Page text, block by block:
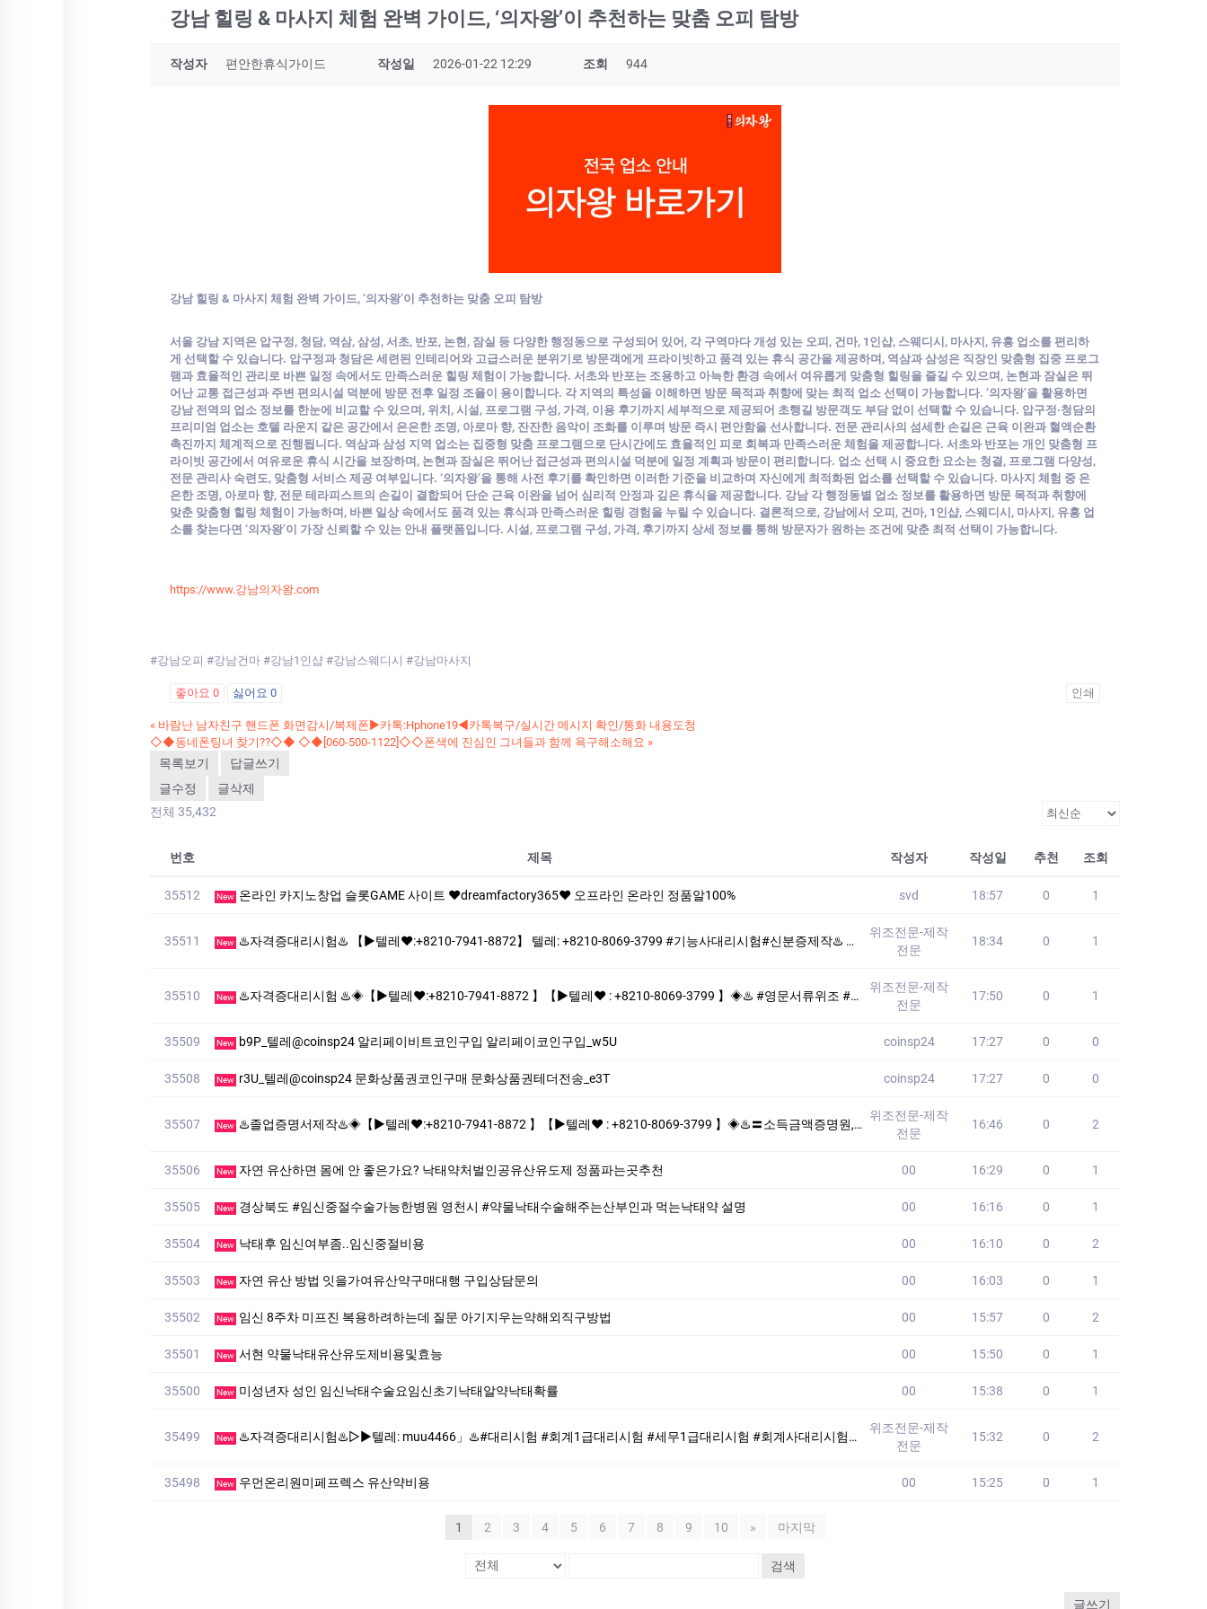
강남 힐링 & 마사지 체험 완벽 가이드, ‘의자왕’이 추천하는 맞춤 오피 탐방
작성자 편안한휴식가이드 작성일 2026-01-22 12:29 조회 944
강남 힐링 & 마사지 체험 완벽 가이드, ‘의자왕’이 추천하는 맞춤 오피 탐방
서울 강남 지역은 압구정, 청담, 역삼, 삼성, 서초, 반포, 논현, 잠실 등 다양한 행정동으로 구성되어 있어, 각 구역마다 개성 있는 오피, 건마, 1인샵, 스웨디시, 마사지, 유흥 업소를 편리하
게 선택할 수 있습니다. 압구정과 청담은 세련된 인테리어와 고급스러운 분위기로 방문객에게 프라이빗하고 품격 있는 휴식 공간을 제공하며, 역삼과 삼성은 직장인 맞춤형 집중 프로그
램과 효율적인 관리로 바쁜 일정 속에서도 만족스러운 힐링 체험이 가능합니다. 서초와 반포는 조용하고 아늑한 환경 속에서 여유롭게 맞춤형 힐링을 즐길 수 있으며, 논현과 잠실은 뛰
어난 교통 접근성과 주변 편의시설 덕분에 방문 전후 일정 조율이 용이합니다. 각 지역의 특성을 이해하면 방문 목적과 취향에 맞는 최적 업소 선택이 가능합니다. ‘의자왕’을 활용하면
강남 전역의 업소 정보를 한눈에 비교할 수 있으며, 위치, 시설, 프로그램 구성, 가격, 이용 후기까지 세부적으로 제공되어 초행길 방문객도 부담 없이 선택할 수 있습니다. 압구정·청담의
프리미엄 업소는 호텔 라운지 같은 공간에서 은은한 조명, 아로마 향, 잔잔한 음악이 조화를 이루며 방문 즉시 편안함을 선사합니다. 전문 관리사의 섬세한 손길은 근육 이완과 혈액순환
촉진까지 체계적으로 진행됩니다. 역삼과 삼성 지역 업소는 집중형 맞춤 프로그램으로 단시간에도 효율적인 피로 회복과 만족스러운 체험을 제공합니다. 서초와 반포는 개인 맞춤형 프
라이빗 공간에서 여유로운 휴식 시간을 보장하며, 논현과 잠실은 뛰어난 접근성과 편의시설 덕분에 일정 계획과 방문이 편리합니다. 업소 선택 시 중요한 요소는 청결, 프로그램 다양성,
전문 관리사 숙련도, 맞춤형 서비스 제공 여부입니다. ‘의자왕’을 통해 사전 후기를 확인하면 이러한 기준을 비교하며 자신에게 최적화된 업소를 선택할 수 있습니다. 마사지 체험 중 은
은한 조명, 아로마 향, 전문 테라피스트의 손길이 결합되어 단순 근육 이완을 넘어 심리적 안정과 깊은 휴식을 제공합니다. 강남 각 행정동별 업소 정보를 활용하면 방문 목적과 취향에
맞춘 맞춤형 힐링 체험이 가능하며, 바쁜 일상 속에서도 품격 있는 휴식과 만족스러운 힐링 경험을 누릴 수 있습니다. 결론적으로, 강남에서 오피, 건마, 1인샵, 스웨디시, 마사지, 유흥 업
소를 찾는다면 ‘의자왕’이 가장 신뢰할 수 있는 안내 플랫폼입니다. 시설, 프로그램 구성, 가격, 후기까지 상세 정보를 통해 방문자가 원하는 조건에 맞춘 최적 선택이 가능합니다.
https://www.강남의자왕.com
#강남오피 #강남건마 #강남1인샵 #강남스웨디시 #강남마사지
좋아요 0 싫어요 0 인쇄
« 바람난 남자친구 핸드폰 화면감시/복제폰▶️카톡:Hphone19◀️카톡복구/실시간 메시지 확인/통화 내용도청
◇◆동네폰팅녀 찾기??◇◆ ◇◆[060-500-1122]◇◇폰색에 진심인 그녀들과 함께 욕구해소해요 »
목록보기
답글쓰기
글수정
글삭제
전체 35,432
번호 제목 작성자 작성일 추천 조회
35512 New 온라인 카지노창업 슬롯GAME 사이트 ❤dreamfactory365❤ 오프라인 온라인 정품알100% svd 18:57 0 1
35511 New ♨️자격증대리시험♨️ 【▶텔레♥:+8210-7941-8872】 텔레: +8210-8069-3799 #기능사대리시험#신분증제작♨️ ♬여쯩 남쯩 미성년자쯩 ♨️#면허증위조♬ 【▶텔레♥:+8210-7941-8872】 텔레: +821
위조전문-제작
전문
18:34 0 1
35510 New ♨️자격증대리시험 ♨️◈【▶텔레♥:+8210-7941-8872 】【▶텔레♥ : +8210-8069-3799 】◈♨️ #영문서류위조 #졸업증명서위조 #영문버전위조 #홀로그램제작♨️ ♨️제작업체-위조업체-대리시험♨️ #영문서류위
위조전문-제작
전문
17:50 0 1
35509 New b9P_텔레@coinsp24 알리페이비트코인구입 알리페이코인구입_w5U coinsp24 17:27 0 0
35508 New r3U_텔레@coinsp24 문화상품권코인구매 문화상품권테더전송_e3T coinsp24 17:27 0 0
35507 New ♨️졸업증명서제작♨️◈【▶텔레♥:+8210-7941-8872 】【▶텔레♥ : +8210-8069-3799 】◈♨️〓소득금액증명원,잔액증명서위조,입출금내역,납세증명제작/위조업체〓통장잔액포토샵 -빠른제작/확실한퀄리티/원본100%/
위조전문-제작
전문
16:46 0 2
35506 New 자연 유산하면 몸에 안 좋은가요? 낙태약처벌인공유산유도제 정품파는곳추천 00 16:29 0 1
35505 New 경상북도 #임신중절수술가능한병원 영천시 #약물낙태수술해주는산부인과 먹는낙­태약 설명 00 16:16 0 1
35504 New 낙태후 임신여부좀..임신중절비용 00 16:10 0 2
35503 New 자연 유산 방법 잇을가여유산약구매대행 구입상담문의 00 16:03 0 1
35502 New 임신 8주차 미프진 복용하려하는데 질문 아기지우는약해외직구방법 00 15:57 0 2
35501 New 서현 약물낙태유산유도제비용및효능 00 15:50 0 1
35500 New 미성년자 성인 임신낙태수술요임신초기낙태알약낙태확률 00 15:38 0 1
35499 New ♨️자격증대리시험♨️▷▶텔레: muu4466」♨️#대리시험 #회계1급대리시험 #세무1급대리시험 #회계사대리시험♨️ ♨️제작업체-위조업체-대리시험♨️ #대리시험 #회계1급대리시험 #세무1급대리시험 #회계사대리시험 #세무사대리시
위조전문-제작
전문
15:32 0 2
35498 New 우먼온리원미페프렉스 유산약비용 00 15:25 0 1
1 2 3 4 5 6 7 8 9 10 » 마지막
검색
글쓰기